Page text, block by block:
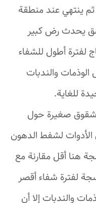
ينتهي عند منطقة
يحدث رض كبير
لفترة أطول للشفاء
والندبات
للغاية.
شقوق صغيرة حول
لشفط الدهون
هنا أقل مقارنة مع
لفترة شفاء أقصر
والندبات إلا أن